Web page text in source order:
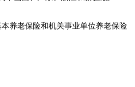
养老保险和机关事业单位养老保险